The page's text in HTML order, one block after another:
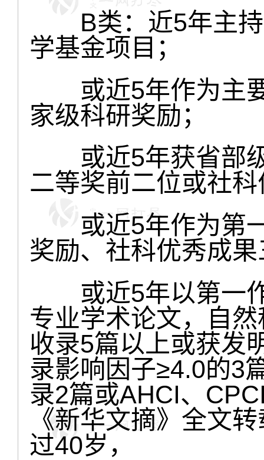
B类：近5年主持
学基金项目；
或近5年作为主要
家级科研奖励；
或近5年获省部级
二等奖前二位或社
或近5年作为第一
奖励、社科优秀成
或近5年以第一作
专业学术论文，自
收录5篇以上或获发
录影响因子≥4.0的3
录2篇或AHCI、
《新华文摘》全文
过40岁，